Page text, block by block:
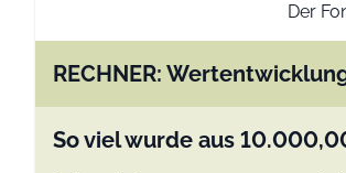
Der
RECHNER:
So viel wurde aus